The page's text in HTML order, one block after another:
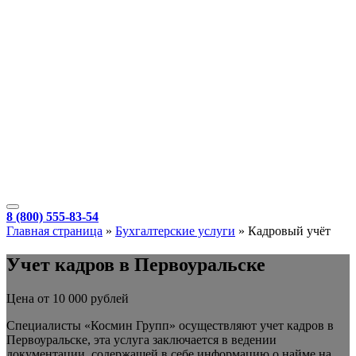
8 (800) 555-83-54
Главная страница » Бухгалтерские услуги » Кадровый учёт
Учет кадров в Первоуральске
Цена от 10 000 рублей
Специалисты «Космин Групп» осуществляют учет кадров в
Первоуральске, эта услуга заключается в ведении